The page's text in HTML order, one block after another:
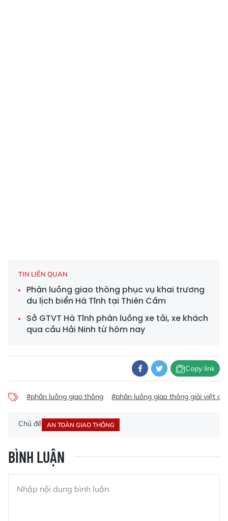
TIN LIÊN QUAN
Phân luồng giao thông phục vụ khai trương
du lịch biển Hà Tĩnh tại Thiên Cầm
Sở GTVT Hà Tĩnh phân luồng xe tải, xe khách
qua cầu Hải Ninh từ hôm nay
Copy link
#phân luồng giao thông #phân luồng giao thông giải việt dã
Chủ đề AN TOÀN GIAO THÔNG
BÌNH LUẬN